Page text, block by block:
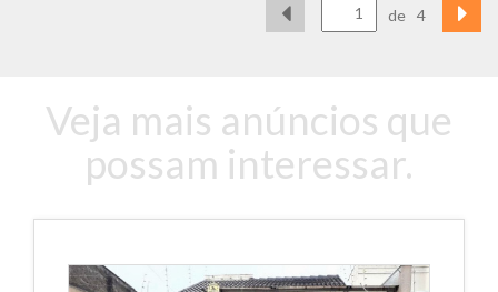
de 4
Veja mais anúncios que
possam interessar.